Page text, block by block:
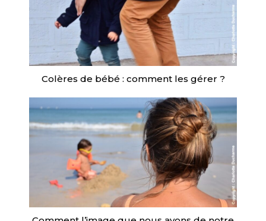
Colères de bébé : comment les gérer ?